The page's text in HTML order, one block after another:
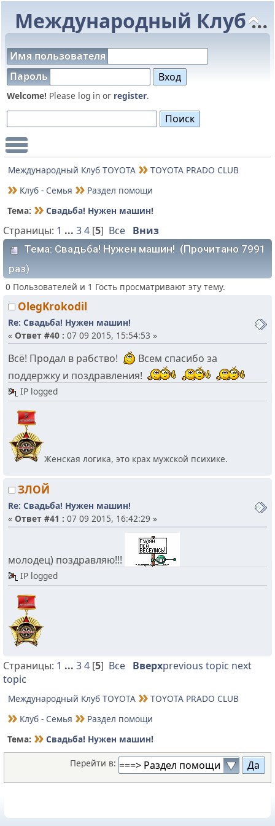
Международный Клуб TOYOTA
Имя пользователя
Пароль
Welcome! Please log in or register.
Main Menu
Международный Клуб TOYOTA
TOYOTA PRADO CLUB
Клуб - Семья
Раздел помощи
Тема:
Свадьба! Нужен машин!
Страницы: 1 ... 34 [5] Все Вниз
Тема: Свадьба! Нужен машин! (Прочитано 7991
раз)
0 Пользователей и 1 Гость просматривают эту тему.
OlegKrokodil
Re: Свадьба! Нужен машин!
« Ответ #40 : 07 09 2015, 15:54:53 »
Всё! Продал в рабство!
Всем спасибо за
поддержку и поздравления!
IP logged
Женская логика, это крах мужской психике.
ЗЛОЙ
Re: Свадьба! Нужен машин!
« Ответ #41 : 07 09 2015, 16:42:29 »
молодец) поздравляю!!!
IP logged
Страницы: 1 ... 34 [5] Все Вверхprevious topic next
topic
Международный Клуб TOYOTA
TOYOTA PRADO CLUB
Клуб - Семья
Раздел помощи
Тема:
Свадьба! Нужен машин!
Перейти в: